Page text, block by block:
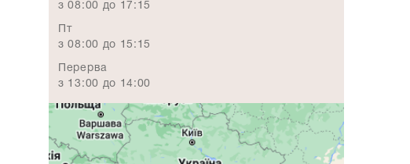
з 08:00 до 17:15
Пт
з 08:00 до 15:15
Перерва
з 13:00 до 14:00